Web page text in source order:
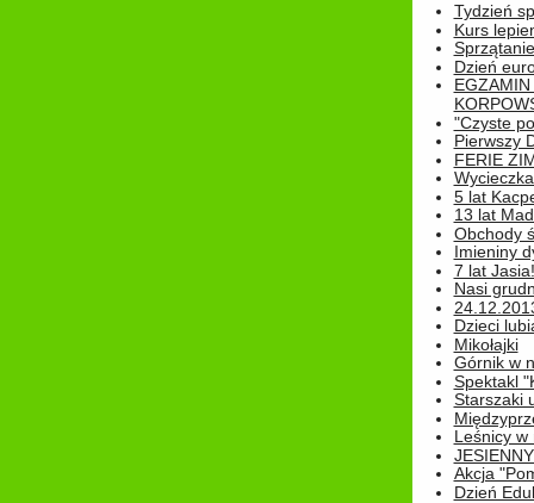
Tydzień
Kurs
Dzień
"Czyste
Pierwszy
FERIE
5 lat
13 lat
Obchody
Imieniny
7 lat Jasia!
Nasi
Dzieci
Mikołajki
Górnik w
Spektakl
Starszaki
Leśnicy w
Akcja
Dzień